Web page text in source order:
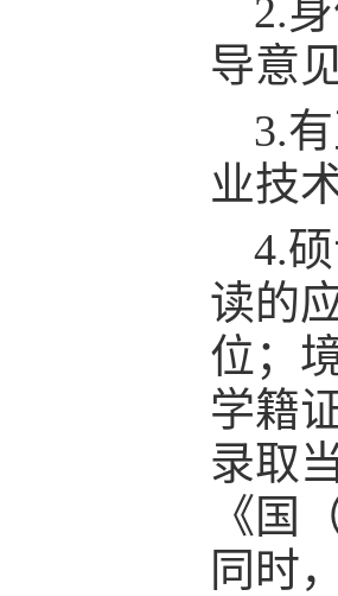
2.
导意
3.
业技
4.
读的
位；
学籍
录取
《国
同时